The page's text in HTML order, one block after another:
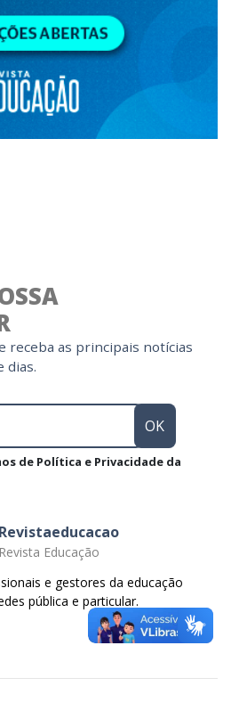
receba as principais notícias
dias.
de Política e Privacidade da
Revistaeducacao
Revista Educação
e gestores da educação
pública e particular.